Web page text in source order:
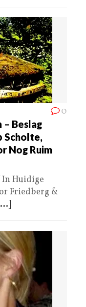
0
– Beslag
Scholte,
Nog Ruim
In Huidige
Friedberg &